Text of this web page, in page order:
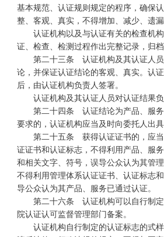
基本规范、认证规则规定的程序，确保
整、客观、真实，不得增加、减少、遗漏
认证机构以及与认证有关的检查机构
证、检查、检测过程作出完整记录，归档
第二十三条 认证机构及其认证人员
论，并保证认证结论的客观、真实。认
后，由认证机构负责人签署。
认证机构及其认证人员对认证结果负
第二十四条 认证结论为产品、服务
要求的，认证机构应当及时向委托人出具
第二十五条 获得认证证书的，应当
证证书和认证标志，不得利用产品、服
和相关文字、符号，误导公众认为其管
不得利用管理体系认证证书、认证标志
导公众认为其产品、服务已通过认证。
第二十六条 认证机构可以自行制定
院认证认可监督管理部门备案。
认证机构自行制定的认证标志的式样